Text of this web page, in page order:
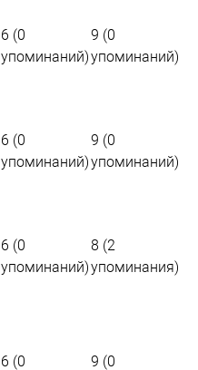
6 (0
упоминаний)
9 (0
упоминаний)
6 (0
упоминаний)
9 (0
упоминаний)
6 (0
упоминаний)
8 (2
упоминания)
6 (0
9 (0